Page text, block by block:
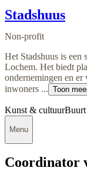
Stadshuus
Non-profit
Het Stadshuus is een
Lochem. Het biedt
ondernemingen en
inwoners ... Toon
Kunst & cultuur
Menu
Coordinator